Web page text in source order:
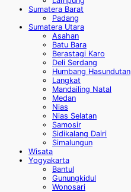
Sumatera Barat
Padang
Sumatera Utara
Asahan
Batu Bara
Berastagi Karo
Deli Serdang
Humbang Hasundutan
Langkat
Mandailing Natal
Medan
Nias
Nias Selatan
Samosir
Sidikalang Dairi
Simalungun
Wisata
Yogyakarta
Bantul
Gunungkidul
Wonosari